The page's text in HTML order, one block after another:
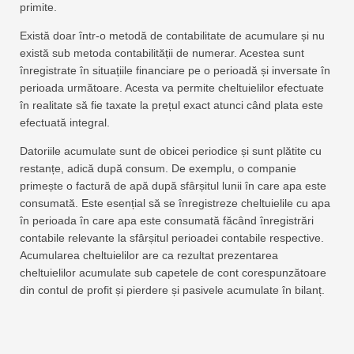
primite.
Există doar într-o metodă de contabilitate de acumulare și nu
există sub metoda contabilității de numerar. Acestea sunt
înregistrate în situațiile financiare pe o perioadă și inversate în
perioada următoare. Acesta va permite cheltuielilor efectuate
în realitate să fie taxate la prețul exact atunci când plata este
efectuată integral.
Datoriile acumulate sunt de obicei periodice și sunt plătite cu
restanțe, adică după consum. De exemplu, o companie
primește o factură de apă după sfârșitul lunii în care apa este
consumată. Este esențial să se înregistreze cheltuielile cu apa
în perioada în care apa este consumată făcând înregistrări
contabile relevante la sfârșitul perioadei contabile respective.
Acumularea cheltuielilor are ca rezultat prezentarea
cheltuielilor acumulate sub capetele de cont corespunzătoare
din contul de profit și pierdere și pasivele acumulate în bilanț.